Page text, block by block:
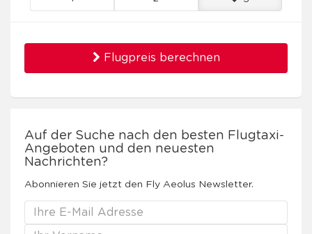
Flugpreis berechnen
Auf der Suche nach den besten Flugtaxi-
Angeboten und den neuesten
Nachrichten?
Abonnieren Sie jetzt den Fly Aeolus Newsletter.